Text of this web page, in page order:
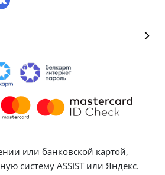
или банковской картой,
систему ASSIST или Яндекс.